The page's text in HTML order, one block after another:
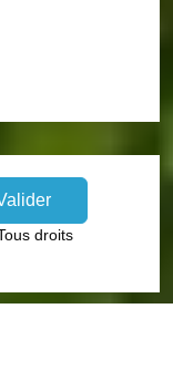
droits